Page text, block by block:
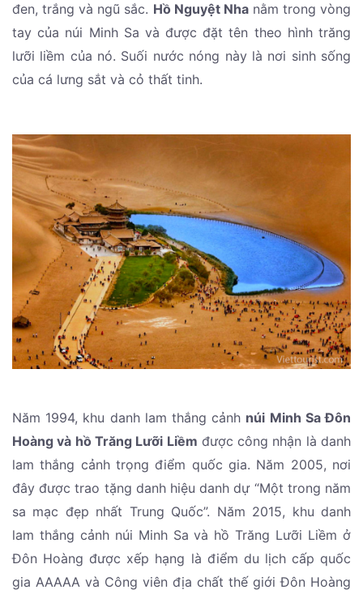
đen, trắng và ngũ sắc. Hồ Nguyệt Nhanằm trong vòng
tay của núi Minh Sa và được đặt tên theo hình trăng
lưỡi liềm của nó. Suối nước nóng này là nơi sinh sống
của cá lưng sắt và cỏ thất tinh.
Năm 1994, khu danh lam thắng cảnh núi Minh Sa Đôn
Hoàng và hồ Trăng Lưỡi Liềm được công nhận là danh
lam thắng cảnh trọng điểm quốc gia. Năm 2005, nơi
đây được trao tặng danh hiệu danh dự “Một trong năm
sa mạc đẹp nhất Trung Quốc”. Năm 2015, khu danh
lam thắng cảnh núi Minh Sa và hồ Trăng Lưỡi Liềm ở
Đôn Hoàng được xếp hạng là điểm du lịch cấp quốc
gia AAAAA và Công viên địa chất thế giới Đôn Hoàng